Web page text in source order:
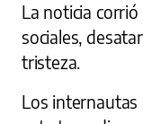
La noticia
sociales,
tristeza.
Los